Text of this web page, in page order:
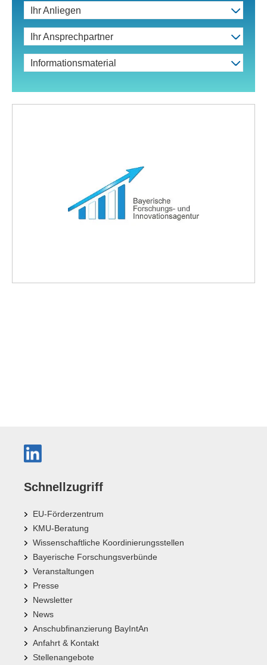
Ihr Anliegen
Ihr Ansprechpartner
Informationsmaterial
Schnellzugriff
EU-Förderzentrum
KMU-Beratung
Wissenschaftliche Koordinierungsstellen
Bayerische Forschungsverbünde
Veranstaltungen
Presse
Newsletter
News
Anschubfinanzierung BayIntAn
Anfahrt & Kontakt
Stellenangebote